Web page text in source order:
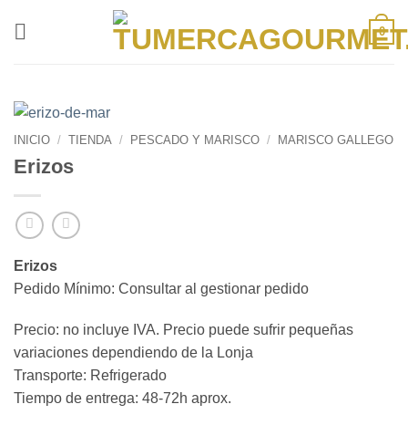
0
INICIO / TIENDA / PESCADO Y MARISCO / MARISCO GALLEGO
Erizos
Erizos
Pedido Mínimo: Consultar al gestionar pedido
Precio: no incluye IVA. Precio puede sufrir pequeñas
variaciones dependiendo de la Lonja
Transporte: Refrigerado
Tiempo de entrega: 48-72h aprox.